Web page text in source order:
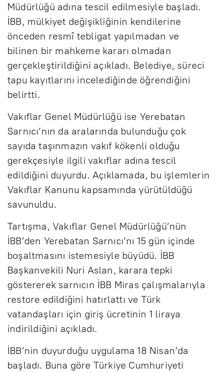
Müdürlüğü adına tescil edilmesiyle başladı.
İBB, mülkiyet değişikliğinin kendilerine
önceden resmî tebligat yapılmadan ve
bilinen bir mahkeme kararı olmadan
gerçekleştirildiğini açıkladı. Belediye, süreci
tapu kayıtlarını incelediğinde öğrendiğini
belirtti.
Vakıflar Genel Müdürlüğü ise Yerebatan
Sarnıcı’nın da aralarında bulunduğu çok
sayıda taşınmazın vakıf kökenli olduğu
gerekçesiyle ilgili vakıflar adına tescil
edildiğini duyurdu. Açıklamada, bu işlemlerin
Vakıflar Kanunu kapsamında yürütüldüğü
savunuldu.
Tartışma, Vakıflar Genel Müdürlüğü’nün
İBB’den Yerebatan Sarnıcı’nı 15 gün içinde
boşaltmasını istemesiyle büyüdü. İBB
Başkanvekili Nuri Aslan, karara tepki
göstererek sarnıcın İBB Miras çalışmalarıyla
restore edildiğini hatırlattı ve Türk
vatandaşları için giriş ücretinin 1 liraya
indirildiğini açıkladı.
İBB’nin duyurduğu uygulama 18 Nisan’da
başladı. Buna göre Türkiye Cumhuriyeti